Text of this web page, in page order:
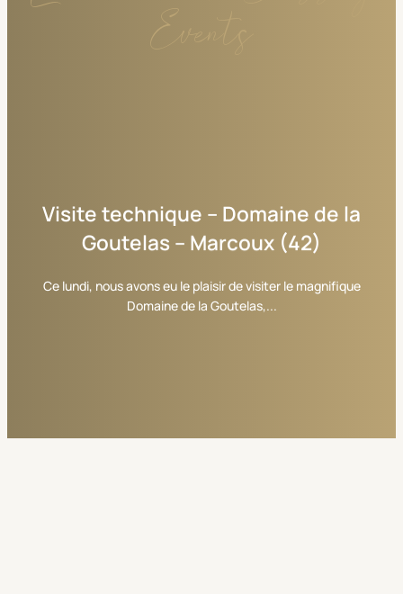
Events
Visitetechnique – Domaine de la
Goutelas– Marcoux (42)
Ce lundi, nous avons eu le plaisir de visiter le magnifique
Domaine de la Goutelas,...